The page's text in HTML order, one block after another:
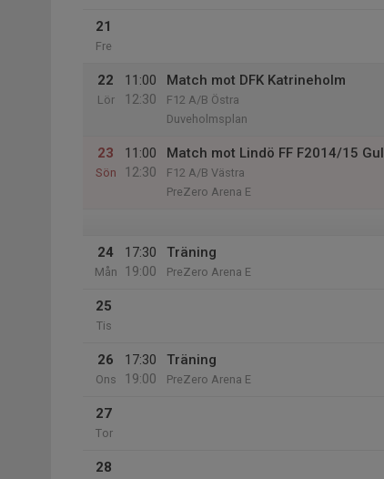
21
Fre
22
Lör
11:00
12:30
Match mot DFK Katrineholm
F12 A/B Östra
Duveholmsplan
23
Sön
11:00
12:30
Match mot Lindö FF F2014/15 Gul
F12 A/B Västra
PreZero Arena E
24
Mån
17:30
19:00
Träning
PreZero Arena E
25
Tis
26
Ons
17:30
19:00
Träning
PreZero Arena E
27
Tor
28